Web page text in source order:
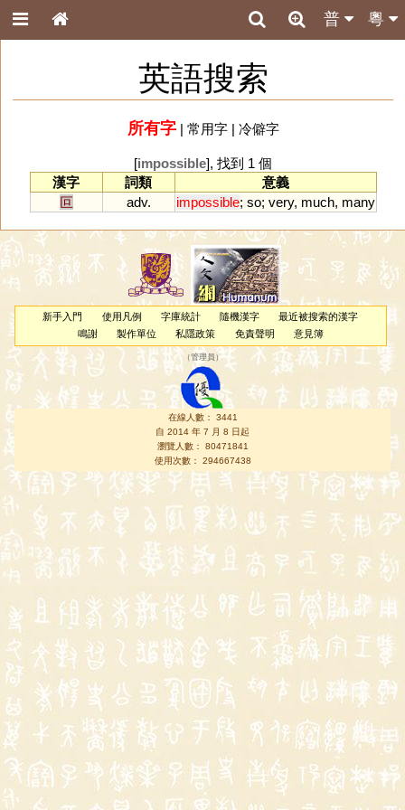
粵
普
英語搜索
所有字| 常用字| 冷僻字
[impossible], 找到 1 個
漢字
詞類
意義
叵
adv. impossible; so; very, much, many
新手入門 使用凡例 字庫統計 隨機漢字
最近被搜索的漢字
鳴謝
製作單位 私隱政策 免責聲明 意見簿
（管理員 ）
在線人數： 3441
自 2014 年 7 月 8 日起
瀏覽人數： 80471841
使用次數： 294667438